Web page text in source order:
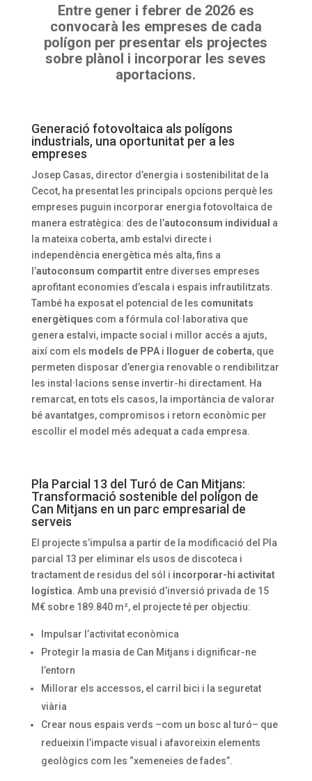
Entre gener i febrer de 2026 es
convocarà les empreses de cada
polígon per presentar els projectes
sobre plànol i incorporar les seves
aportacions.
Generació fotovoltaica als polígons
industrials, una oportunitat per a les
empreses
Josep Casas, director d’energia i sostenibilitat de la
Cecot, ha presentat les principals opcions perquè les
empreses puguin incorporar energia fotovoltaica de
manera estratègica: des de l’autoconsum individual a
la mateixa coberta, amb estalvi directe i
independència energètica més alta, fins a
l’autoconsum compartit entre diverses empreses
aprofitant economies d’escala i espais infrautilitzats.
També ha exposat el potencial de les comunitats
energètiques com a fórmula col·laborativa que
genera estalvi, impacte social i millor accés a ajuts,
així com els models de PPAi lloguer de coberta, que
permeten disposar d’energia renovable o rendibilitzar
les instal·lacions sense invertir-hi directament. Ha
remarcat, en tots els casos, la importància de valorar
bé avantatges, compromisos i retorn econòmic per
escollir el model més adequat a cada empresa.
Pla Parcial 13 del Turó de Can Mitjans:
Transformació sostenible del polígon de
Can Mitjans en un parc empresarial de
serveis
El projecte s’impulsa a partir de la modificació del Pla
parcial 13 per eliminar els usos de discoteca i
tractament de residus del sól i incorporar-hi activitat
logística. Amb una previsió d’inversió privada de 15
M€ sobre 189.840 m², el projecte té per objectiu:
Impulsar l’activitat econòmica
Protegir la masia de Can Mitjans i dignificar-ne
l’entorn
Millorar els accessos, el carril bici i la seguretat
viària
Crear nous espais verds –com un bosc al turó– que
redueixin l’impacte visual i afavoreixin elements
geològics com les “xemeneies de fades”.